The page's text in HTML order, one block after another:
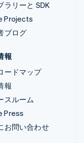
ラリーと SDK
Projects
ブログ
報
ードマップ
報
スルーム
Press
お問い合わせ